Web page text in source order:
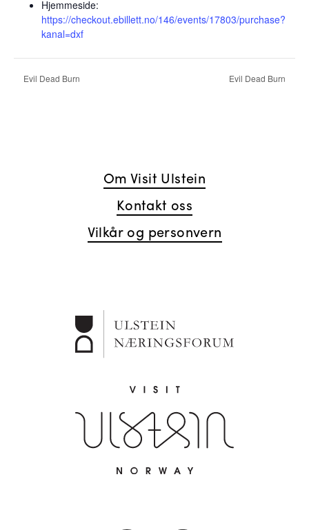
Hjemmeside:
https://checkout.ebillett.no/146/events/17803/purchase?
kanal=dxf
Evil Dead Burn Evil Dead Burn
Om Visit Ulstein
Kontakt oss
Vilkår og personvern